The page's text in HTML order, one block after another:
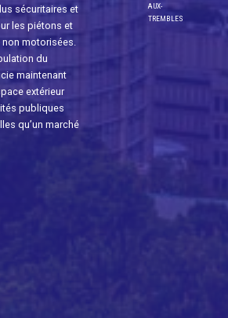
sécuritaires et
les piétons et
motorisées.
du
maintenant
extérieur
publiques
qu’un marché
AUX-
TREMBLES